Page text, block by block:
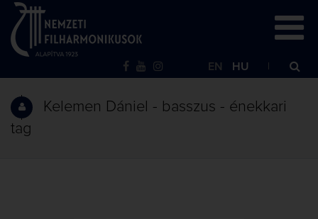
EN HU
Kelemen Dániel - basszus - énekkari
tag